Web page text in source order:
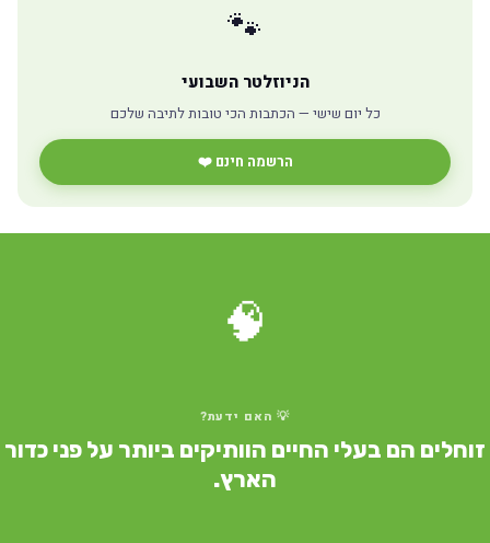
🐾
הניוזלטר השבועי
כל יום שישי — הכתבות הכי טובות לתיבה שלכם
הרשמה חינם ❤️
🧠
💡 האם ידעת?
זוחלים הם בעלי החיים הוותיקים ביותר על פני כדור
הארץ.